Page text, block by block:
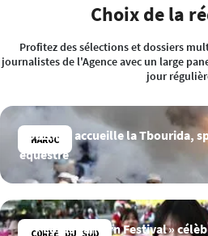
Choix de la
Profitez des sélections et dossiers
journalistes de l'Agence avec un large
jour
MAROC
Bouznika accueille la Tbourida,
équestre
CORÉE DU SUD
Le « Lotus Lantern Festival »